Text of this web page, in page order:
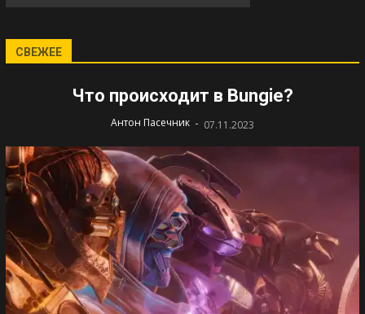
СВЕЖЕЕ
Что происходит в Bungie?
Антон Пасечник - 07.11.2023